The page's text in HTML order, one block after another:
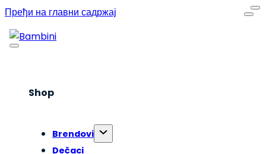
Пређи на главни садржај
Shop
Brendovi
Dečaci